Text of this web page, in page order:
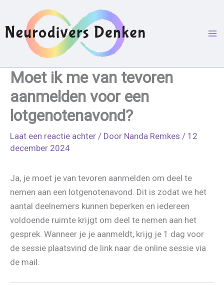
de
Moet ik me van tevoren
aanmelden voor een
lotgenotenavond?
Laat een reactie achter / Door Nanda Remkes / 12
december 2024
Ja, je moet je van tevoren aanmelden om deel te
nemen aan een lotgenotenavond. Dit is zodat we het
aantal deelnemers kunnen beperken en iedereen
voldoende ruimte krijgt om deel te nemen aan het
gesprek. Wanneer je je aanmeldt, krijg je 1 dag voor
de sessie plaatsvind de link naar de online sessie via
de mail.